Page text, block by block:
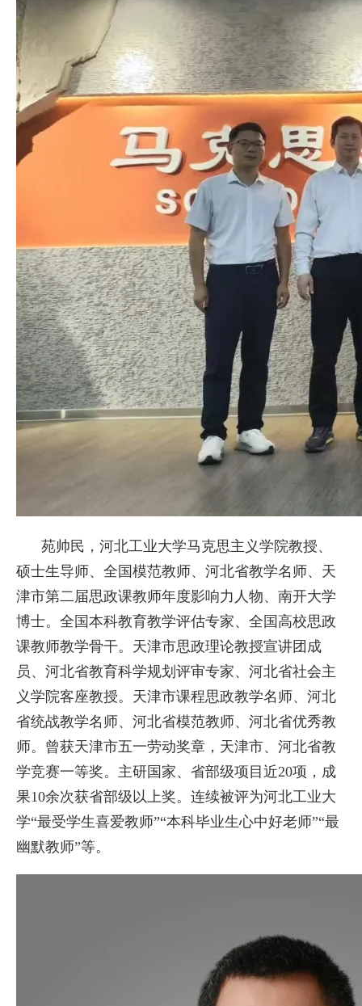
苑帅民，河北工业大学马克思主义学院教授、
硕士生导师、全国模范教师、河北省教学名师、天
津市第二届思政课教师年度影响力人物、南开大学
博士。全国本科教育教学评估专家、全国高校思政
课教师教学骨干。天津市思政理论教授宣讲团成
员、河北省教育科学规划评审专家、河北省社会主
义学院客座教授。天津市课程思政教学名师、河北
省统战教学名师、河北省模范教师、河北省优秀教
师。曾获天津市五一劳动奖章，天津市、河北省教
学竞赛一等奖。主研国家、省部级项目近20项，成
果10余次获省部级以上奖。连续被评为河北工业大
学“最受学生喜爱教师”“本科毕业生心中好老师”“最
幽默教师”等。